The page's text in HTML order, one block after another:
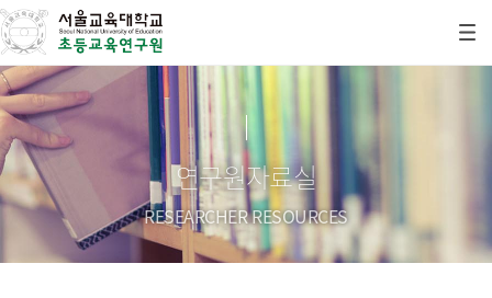
연구원자료실
RESEARCHER RESOURCES